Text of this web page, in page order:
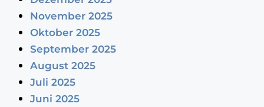
November 2025
Oktober 2025
September 2025
August 2025
Juli 2025
Juni 2025